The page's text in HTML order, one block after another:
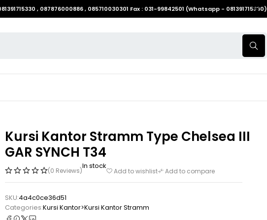
, 087876000886 , 085710030301 Fax : 031-99842501 (Whatsapp - 081391715330)
Kursi Kantor Stramm Type Chelsea III
GAR SYNCH T34
(0 Reviews)
In stock
Add to wishlist Add to compare
SKU:4a4c0ce36d51
Categories:Kursi Kantor>Kursi Kantor Stramm